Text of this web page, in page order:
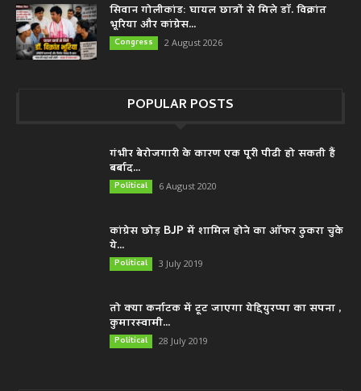
सिवान गोलीकांड: घायल छात्रों से मिले डॉ. विक्रांत
भूरिया और कांग्रेस...
Congress 2 August 2026
POPULAR POSTS
गंभीर बेरोजगारी के कारण एक पूरी पीढी हो सकती हैं
बर्बाद...
Political 6 August 2020
कांग्रेस छोड़ BJP में शामिल होने का ऑफर ठुकरा चुके
ये...
Political 3 July 2019
तो क्या कर्नाटक में टूट जाएगा येद्दियुरप्पा का सपना ,
कुमारस्वामी...
Political 28 July 2019